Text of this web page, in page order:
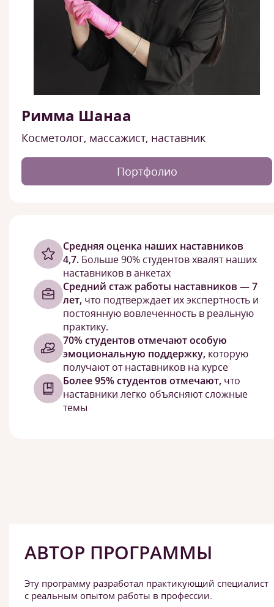
Римма Шанаа
Косметолог, массажист, наставник
Портфолио
Cредняя оценка наших наставников
4,7. Больше 90% студентов хвалят наших
наставников в анкетах
Средний стаж работы наставников — 7
лет, что подтверждает их экспертность и
постоянную вовлеченность в реальную
практику.
70% студентов отмечают особую
эмоциональную поддержку, которую
получают от наставников на курсе
Более 95% студентов отмечают, что
наставники легко объясняют сложные
темы
АВТОР ПРОГРАММЫ
Эту программу разработал практикующий специалист
с реальным опытом работы в профессии.